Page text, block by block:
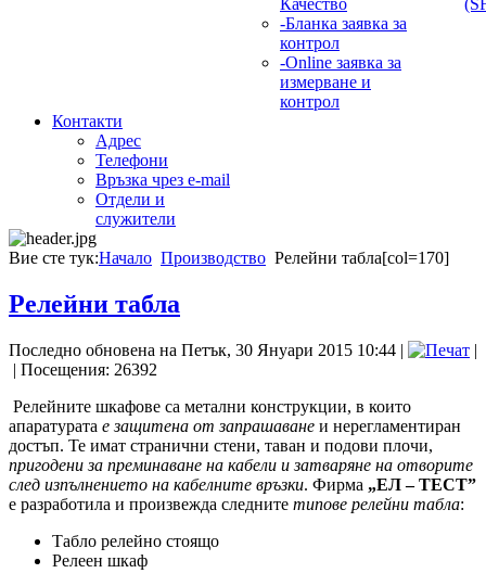
Качество
-Бланка заявка за
контрол
-Online заявка за
измерване и
контрол
Контакти
Адрес
Телефони
Връзка чрез e-mail
Отдели и
служители
Вие сте тук:Начало Производство Релейни табла[col=170]
Релейни табла
Последно обновена на Петък, 30 Януари 2015 10:44 |
|
| Посещения: 26392
Релейните шкафове са метални конструкции, в които
апаратурата е защитена от запрашаване и нерегламентиран
достъп. Те имат странични стени, таван и подови плочи,
пригодени за преминаване на кабели и затваряне на отворите
след изпълнението на кабелните връзки. Фирма „ЕЛ – ТЕСТ”
е разработила и произвежда следните типове релейни табла:
Табло релейно стоящо
Релеен шкаф